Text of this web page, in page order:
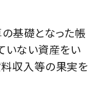
基礎となった帳
いない資産をい
料収入等の果実を